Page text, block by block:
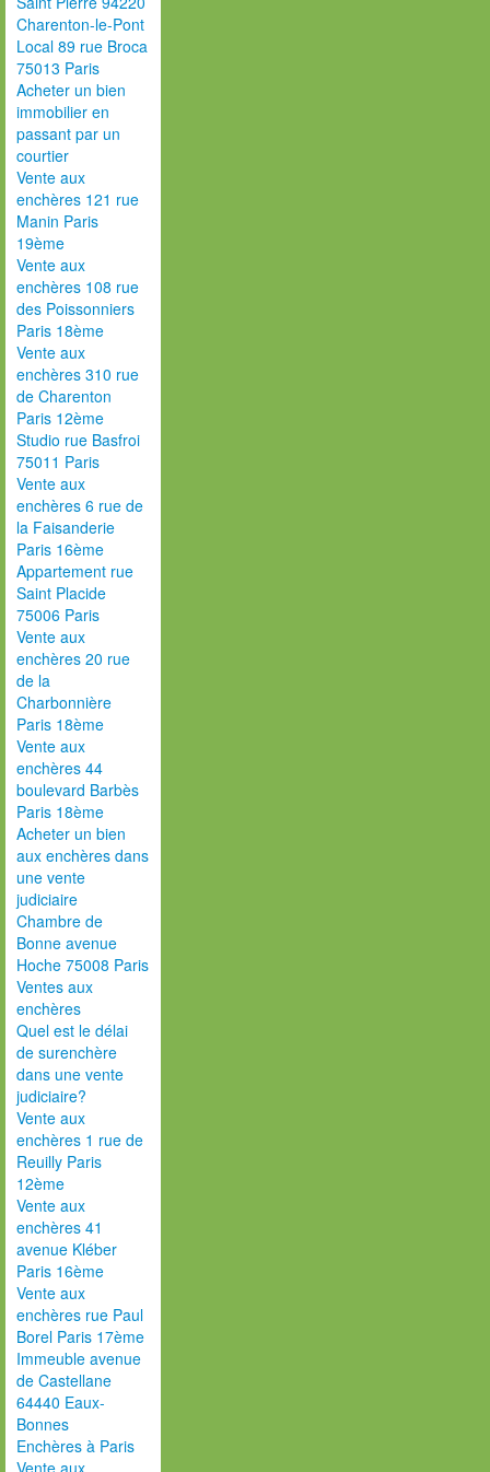
Charenton-le-Pont
Local 89 rue Broca
75013 Paris
Acheter un bien
immobilier en
passant par un
courtier
Vente aux
enchères 121 rue
Manin Paris
19ème
Vente aux
enchères 108 rue
des Poissonniers
Paris 18ème
Vente aux
enchères 310 rue
de Charenton
Paris 12ème
Studio rue Basfroi
75011 Paris
Vente aux
enchères 6 rue de
la Faisanderie
Paris 16ème
Appartement rue
Saint Placide
75006 Paris
Vente aux
enchères 20 rue
de la
Charbonnière
Paris 18ème
Vente aux
enchères 44
boulevard Barbès
Paris 18ème
Acheter un bien
aux enchères dans
une vente
judiciaire
Chambre de
Bonne avenue
Hoche 75008 Paris
Ventes aux
enchères
Quel est le délai
de surenchère
dans une vente
judiciaire?
Vente aux
enchères 1 rue de
Reuilly Paris
12ème
Vente aux
enchères 41
avenue Kléber
Paris 16ème
Vente aux
enchères rue Paul
Borel Paris 17ème
Immeuble avenue
de Castellane
64440 Eaux-
Bonnes
Enchères à Paris
Vente aux